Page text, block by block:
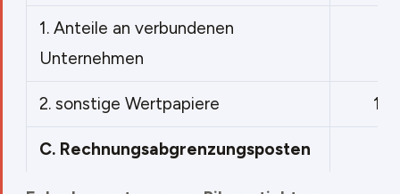
1. Anteile an verbundenen
Unternehmen
2. sonstige Wertpapiere
C. Rechnungsabgrenzungsposten